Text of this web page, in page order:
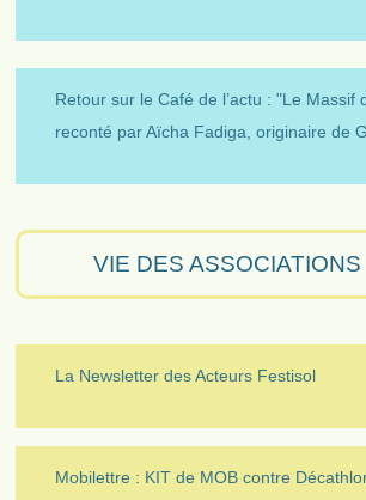
Retour sur le Café de l’actu : "Le Massif
reconté par Aïcha Fadiga, originaire de
VIE DES ASSOCIATIONS
La Newsletter des Acteurs Festisol
Mobilettre : KIT de MOB contre